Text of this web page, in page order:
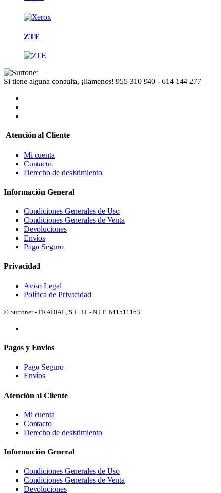
ZTE
Si tiene alguna consulta, ¡llamenos! 955 310 940 - 614 144 277
Atención al Cliente
Mi cuenta
Contacto
Derecho de desistimiento
Información General
Condiciones Generales de Uso
Condiciones Generales de Venta
Devoluciones
Envíos
Pago Seguro
Privacidad
Aviso Legal
Política de Privacidad
© Surtoner - TRADIAL, S. L. U. - N.I.F. B41511163
Pagos y Envios
Pago Seguro
Envíos
Atención al Cliente
Mi cuenta
Contacto
Derecho de desistimiento
Información General
Condiciones Generales de Uso
Condiciones Generales de Venta
Devoluciones